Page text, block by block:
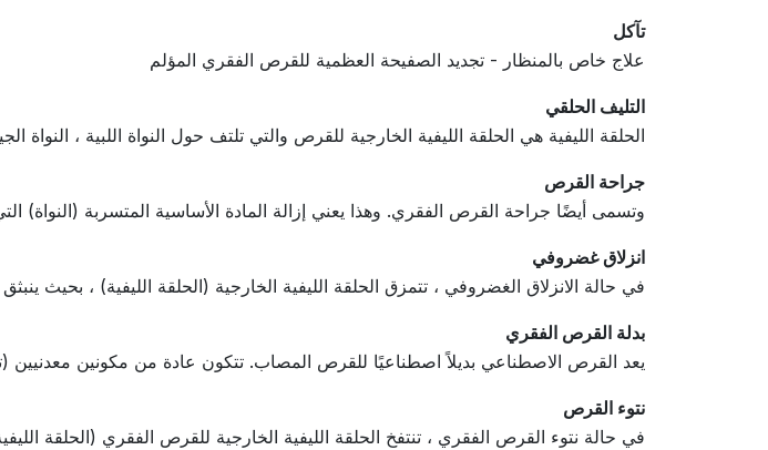
تآكل
علاج خاص بالمنظار - تجديد الصفيحة العظمية للقرص الفقري المؤلم
التليف الحلقي
الحلقة الليفية هي الحلقة الليفية الخارجية للقرص والتي تلتف حول النواة اللبية ، النواة
جراحة القرص
وتسمى أيضًا جراحة القرص الفقري. وهذا يعني إزالة المادة الأساسية المتسربة (النواة)
انزلاق غضروفي
في حالة الانزلاق الغضروفي ، تتمزق الحلقة الليفية الخارجية (الحلقة الليفية) ، بحيث
بدلة القرص الفقري
يعد القرص الاصطناعي بديلاً اصطناعيًا للقرص المصاب. تتكون عادة من مكونين معدنيين
نتوء القرص
في حالة نتوء القرص الفقري ، تنتفخ الحلقة الليفية الخارجية للقرص الفقري (الحلقة